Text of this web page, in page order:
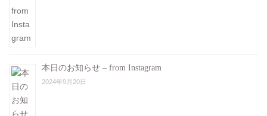
本日のお知らせ – from Instagram
2024年9月20日